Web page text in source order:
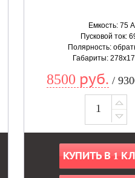
Емкость: 75
Пусковой ток:
Полярность:
Габариты:
8500 руб. /
КУПИТЬ В 1